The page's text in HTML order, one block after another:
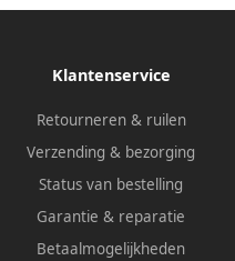
Klantenservice
Retourneren & ruilen
Verzending & bezorging
Status van bestelling
Garantie & reparatie
Betaalmogelijkheden